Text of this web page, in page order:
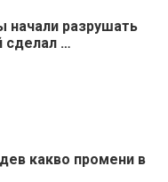
начали разрушать
сделал …
какво промени в